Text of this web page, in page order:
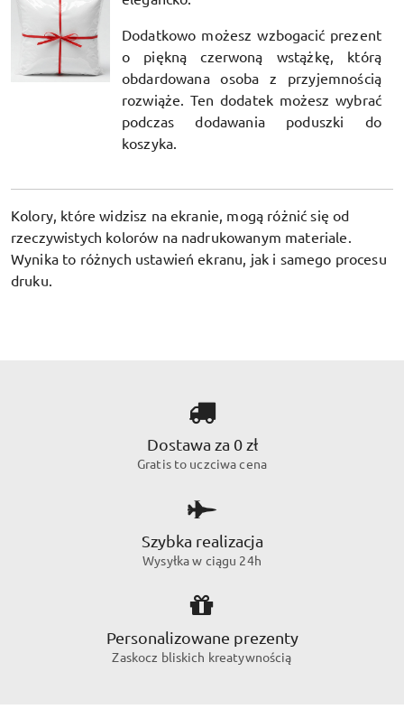
Dodatkowo możesz wzbogacić prezent
o piękną czerwoną wstążkę, którą
obdardowana osoba z przyjemnością
rozwiąże. Ten dodatek możesz wybrać
podczas dodawania poduszki do
koszyka.
Kolory, które widzisz na ekranie, mogą różnić się od
rzeczywistych kolorów na nadrukowanym materiale.
Wynika to różnych ustawień ekranu, jak i samego procesu
druku.
Dostawa za 0 zł
Gratis to uczciwa cena
Szybka realizacja
Wysyłka w ciągu 24h
Personalizowane prezenty
Zaskocz bliskich kreatywnością